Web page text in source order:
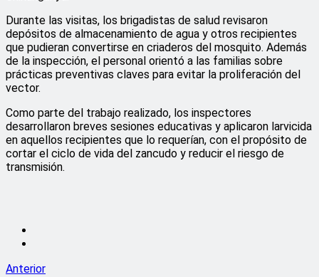
Durante las visitas, los brigadistas de salud revisaron
depósitos de almacenamiento de agua y otros recipientes
que pudieran convertirse en criaderos del mosquito. Además
de la inspección, el personal orientó a las familias sobre
prácticas preventivas claves para evitar la proliferación del
vector.
Como parte del trabajo realizado, los inspectores
desarrollaron breves sesiones educativas y aplicaron larvicida
en aquellos recipientes que lo requerían, con el propósito de
cortar el ciclo de vida del zancudo y reducir el riesgo de
transmisión.
Anterior